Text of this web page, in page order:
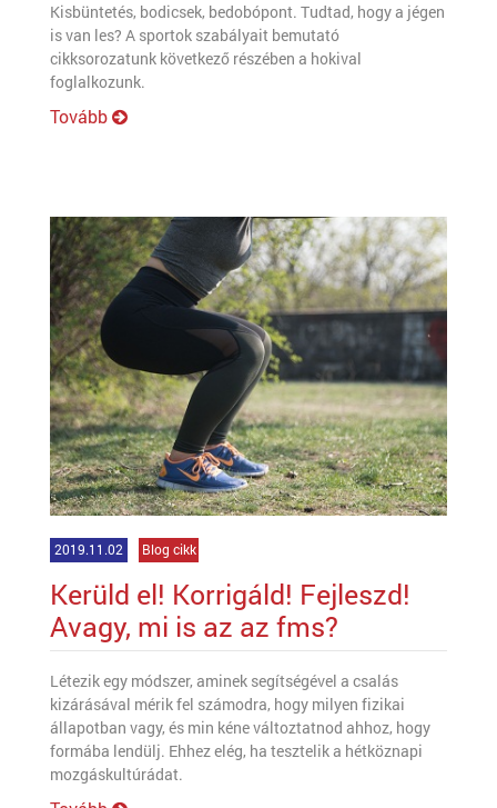
Kisbüntetés, bodicsek, bedobópont. Tudtad, hogy a jégen
is van les? A sportok szabályait bemutató
cikksorozatunk következő részében a hokival
foglalkozunk.
Tovább
2019.11.02 Blog cikk
Kerüld el! Korrigáld! Fejleszd!
Avagy, mi is az az fms?
Létezik egy módszer, aminek segítségével a csalás
kizárásával mérik fel számodra, hogy milyen fizikai
állapotban vagy, és min kéne változtatnod ahhoz, hogy
formába lendülj. Ehhez elég, ha tesztelik a hétköznapi
mozgáskultúrádat.